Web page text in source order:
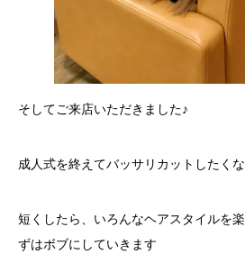
そしてご来店いただきました♪
成人式を終えてバッサリカットしたく
短くしたら、いろんなヘアスタイルを
ずはボブにしていきます